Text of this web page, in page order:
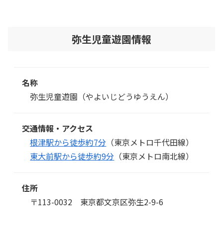
弥生児童遊園情報
名称
弥生児童遊園（やよいじどうゆうえん）
交通情報・アクセス
根津駅から徒歩約7分 （東京メトロ千代田線）
東大前駅から徒歩約9分 （東京メトロ南北線）
住所
〒113-0032 東京都文京区弥生2-9-6